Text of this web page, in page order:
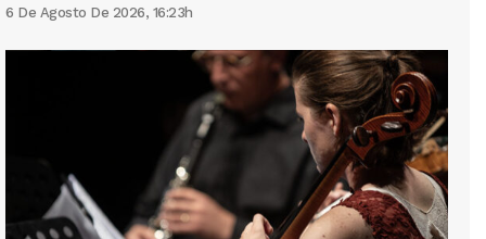
6 De Agosto De 2026, 16:23h